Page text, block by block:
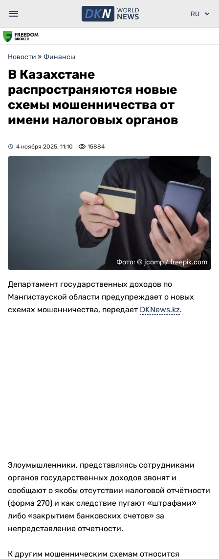
Новости » Финансы
В Казахстане
распространяются новые
схемы мошенничества от
имени налоговых органов
4 ноября 2025, 11:10 15884
Фото: © jcomp / freepik.com
Департамент государственных доходов по
Мангистауской области предупреждает о новых
схемах мошенничества, передает DKNews.kz.
Злоумышленники, представляясь сотрудниками
органов государственных доходов звонят и
сообщают о якобы отсутствии налоговой отчётности
(форма 270) и как следствие пугают «штрафами»
либо «закрытием банковских счетов» за
непредставление отчетности.
К другим мошенническим схемам относится